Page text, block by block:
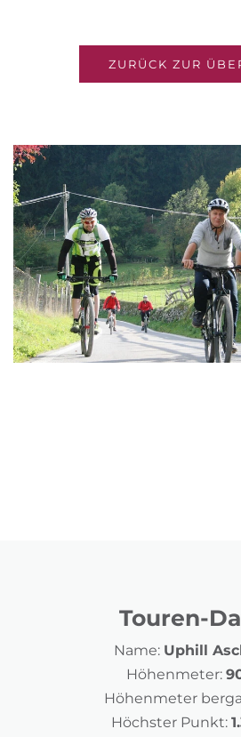
ZURÜCK ZUR
Touren-
Name: Uphill
Höhenmeter:
Höhenmeter
Höchster Punkt: